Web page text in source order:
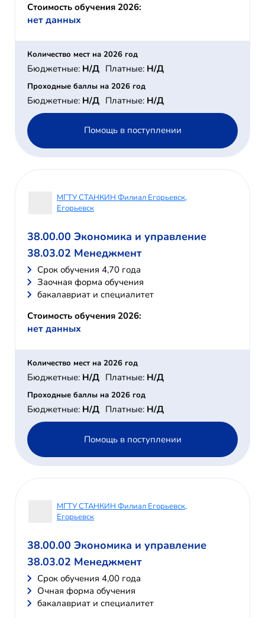
Стоимость обучения 2026:
нет данных
Количество мест на 2026 год
Бюджетные: Н/Д Платные: Н/Д
Проходные баллы на 2026 год
Бюджетные: Н/Д Платные: Н/Д
Помощь в поступлении
МГТУ СТАНКИН Филиал Егорьевск,
Егорьевск
38.00.00 Экономика и управление
38.03.02 Менеджмент
Cрок обучения 4,70 года
Заочная форма обучения
бакалавриат и специалитет
Стоимость обучения 2026:
нет данных
Количество мест на 2026 год
Бюджетные: Н/Д Платные: Н/Д
Проходные баллы на 2026 год
Бюджетные: Н/Д Платные: Н/Д
Помощь в поступлении
МГТУ СТАНКИН Филиал Егорьевск,
Егорьевск
38.00.00 Экономика и управление
38.03.02 Менеджмент
Cрок обучения 4,00 года
Очная форма обучения
бакалавриат и специалитет